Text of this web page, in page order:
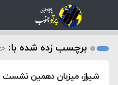
برچسب زده شده با:
شیراز، میزبان دهمین نشست